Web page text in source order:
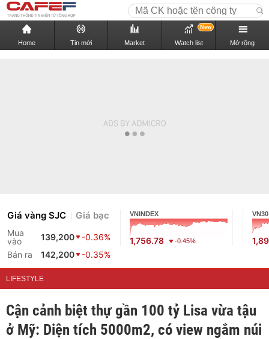
Home Tin mới Market Watch list
New
Mở rộng
Giá vàng SJC Giá bạc
Mua
vào
139,200
-0.36%
Bán ra
142,200 -0.35%
VNINDEX
1,756.78 -0.45%
VN30
LIFESTYLE
Cận cảnh biệt thự gần 100 tỷ Lisa vừa tậu
ở Mỹ: Diện tích 5000m2, có view ngắm núi